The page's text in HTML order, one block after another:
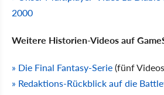
2000
Weitere Historien-Videos auf
» Die Final Fantasy-Serie(fünf
» Redaktions-Rückblick auf die